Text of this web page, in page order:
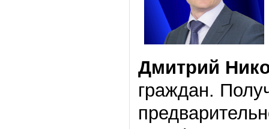
Дмитрий
граждан.